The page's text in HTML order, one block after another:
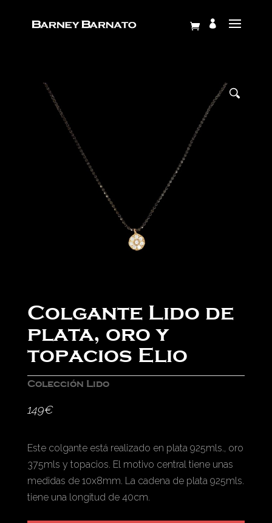
Colgante Lido de
plata, oro y
topacios Elio
Colección Lido
149€
Este colgante está realizado en plata 925mls., oro
375mls y topacios. El motivo central tiene unas
medidas de 10x8mm. La cadena de plata 925mls.
tiene una longitud de 40cm.